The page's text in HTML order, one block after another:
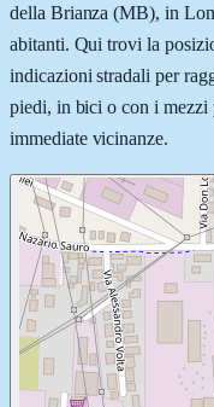
della Brianza (MB), in
abitanti. Qui trovi la
indicazioni stradali per
piedi, in bici o con i mezzi
immediate vicinanze.